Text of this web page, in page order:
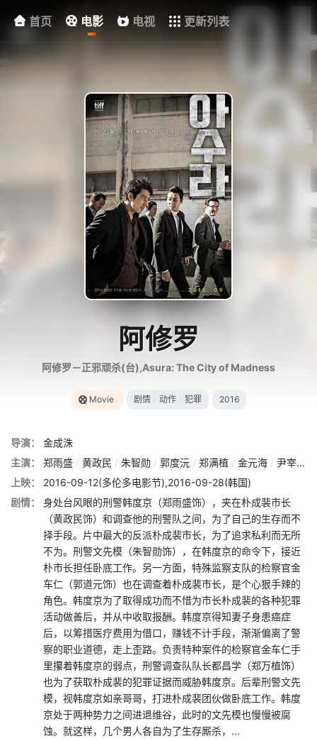
首页 电影 电视 更新列表
阿修罗
阿修罗－正邪顽杀(台),Asura: The City of Madness
Movie 剧情 动作 犯罪 2016
导演：
金成洙
主演：
郑雨盛 / 黄政民 / 朱智勋 / 郭度沅 / 郑满植 / 金元海 / 尹宰文
上映：
2016-09-12(多伦多电影节),2016-09-28(韩国)
剧情：
身处台风眼的刑警韩度京（郑雨盛饰），夹在朴成裴市长
（黄政民饰）和调查他的刑警队之间，为了自己的生存而不
择手段。片中最大的反派朴成裴市长，为了追求私利而无所
不为。刑警文先模（朱智勋饰），在韩度京的命令下，接近
朴市长担任卧底工作。另一方面，特殊监察支队的检察官金
车仁（郭道元饰）也在调查着朴成裴市长，是个心狠手辣的
角色。韩度京为了取得成功而不惜为市长朴成裴的各种犯罪
活动做善后，并从中收取报酬。韩度京得知妻子身患癌症
后，以筹措医疗费用为借口，赚钱不计手段，渐渐偏离了警
察的职业道德，走上歪路。负责特种案件的检察官金车仁手
里攥着韩度京的弱点，刑警调查队队长都昌学（郑万植饰）
也为了获取朴成裴的犯罪证据而威胁韩度京。后辈刑警文先
模，视韩度京如亲哥哥，打进朴成裴团伙做卧底工作。韩度
京处于两种势力之间进退维谷，此时的文先模也慢慢被腐
蚀。就这样，几个男人各自为了生存厮杀，...